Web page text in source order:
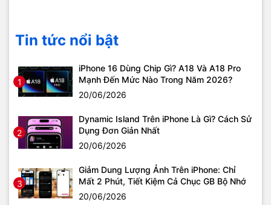
Tin tức nổi bật
1
iPhone 16 Dùng Chip Gì? A18 Và A18 Pro
Mạnh Đến Mức Nào Trong Năm 2026?
20/06/2026
2
Dynamic Island Trên iPhone Là Gì? Cách Sử
Dụng Đơn Giản Nhất
20/06/2026
3
Giảm Dung Lượng Ảnh Trên iPhone: Chỉ
Mất 2 Phút, Tiết Kiệm Cả Chục GB Bộ Nhớ
20/06/2026